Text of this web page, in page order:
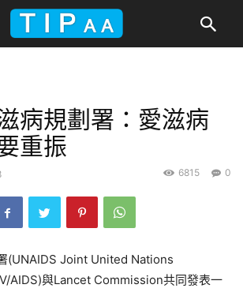
病規劃署：愛滋病
重振
0
6815
(UNAIDS Joint United Nations
AIDS)與Lancet Commission共同發表一